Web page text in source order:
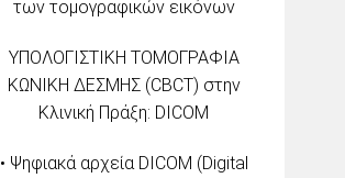
των τομoγραφικών εικόνων
ΥΠΟΛΟΓΙΣΤΙΚΗ ΤΟΜΟΓΡΑΦΙΑ
ΚΩΝΙΚΗ ΔΕΣΜΗΣ (CBCT) στην
Κλινική Πράξη: DICOM
• Ψηφιακά αρχεία DICOM (Digital